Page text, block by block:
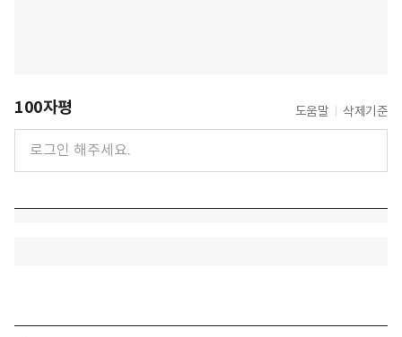
100자평 도움말 삭제기준